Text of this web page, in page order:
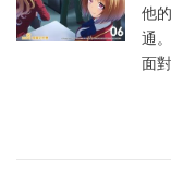
他
通
面